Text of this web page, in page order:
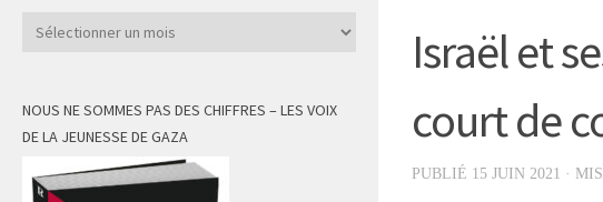
Israël et
court de
PUBLIÉ 15 JUIN 2021 ·
Archives
NOUS NE SOMMES PAS DES CHIFFRES – LES VOIX
DE LA JEUNESSE DE GAZA